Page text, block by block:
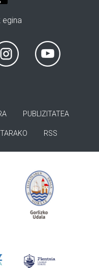
egina
PUBLIZITATEA
RSS